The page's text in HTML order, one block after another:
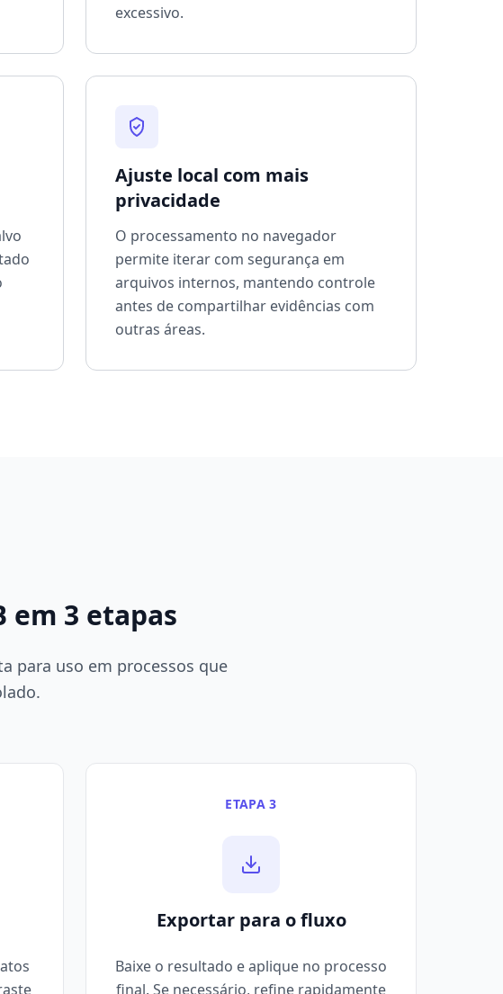
excessivo.
Ajuste local com mais
privacidade
O processamento no navegador
permite iterar com segurança em
arquivos internos, mantendo controle
antes de compartilhar evidências com
outras áreas.
em 3 etapas
para uso em processos que
ETAPA 3
Exportar para o fluxo
Baixe o resultado e aplique no processo
final. Se necessário, refine rapidamente